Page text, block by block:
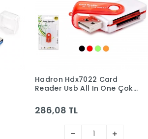
Hadron Hdx7022 Card
Reader Usb All In One Çok
286,08 TL